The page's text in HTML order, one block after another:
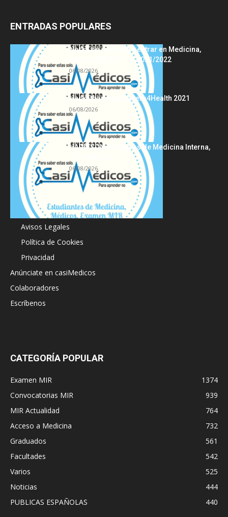
ENTRADAS POPULARES
Notas de corte para entrar en Medicina,
curso 2022/2023 vs 2021/2022
06/08/2026
Hackathon Innomakers4Health 2021
06/08/2026
HARRISON Principios de Medicina Interna,
06/08/2026
Acerca de
Avisos Legales
Política de Cookies
Privacidad
Anúnciate en casiMedicos
Colaboradores
Escríbenos
CATEGORÍA POPULAR
Examen MIR
1374
Convocatorias MIR
939
MIR Actualidad
764
Acceso a Medicina
732
Graduados
561
Facultades
542
Varios
525
Noticias
444
PUBLICAS ESPAÑOLAS
440